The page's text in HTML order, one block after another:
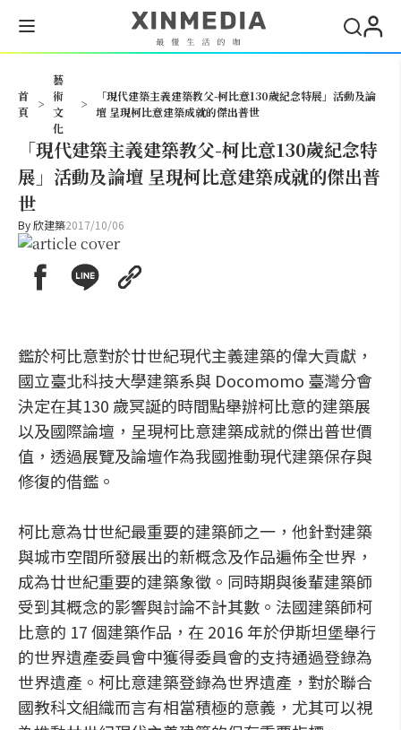
首
頁
>
藝
術
文
化
>
「現代建築主義建築教父-柯比意130歲紀念特展」活動及論
壇 呈現柯比意建築成就的傑出普世
「現代建築主義建築教父-柯比意130歲紀念特
展」活動及論壇 呈現柯比意建築成就的傑出普
世
By欣建築2017/10/06
鑑於柯比意對於廿世紀現代主義建築的偉大貢獻，
國立臺北科技大學建築系與 Docomomo 臺灣分會
決定在其130 歲冥誕的時間點舉辦柯比意的建築展
以及國際論壇，呈現柯比意建築成就的傑出普世價
值，透過展覽及論壇作為我國推動現代建築保存與
修復的借鑑。
柯比意為廿世紀最重要的建築師之一，他針對建築
與城市空間所發展出的新概念及作品遍佈全世界，
成為廿世紀重要的建築象徵。同時期與後輩建築師
受到其概念的影響與討論不計其數。法國建築師柯
比意的 17 個建築作品，在 2016 年於伊斯坦堡舉行
的世界遺產委員會中獲得委員會的支持通過登錄為
世界遺產。柯比意建築登錄為世界遺產，對於聯合
國教科文組織而言有相當積極的意義，尤其可以視